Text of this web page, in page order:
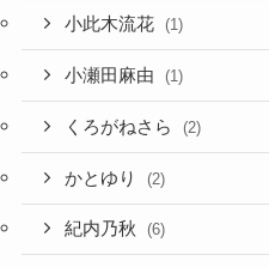
小此木流花 (1)
小瀬田麻由 (1)
くろがねさら (2)
かとゆり (2)
紀内乃秋 (6)